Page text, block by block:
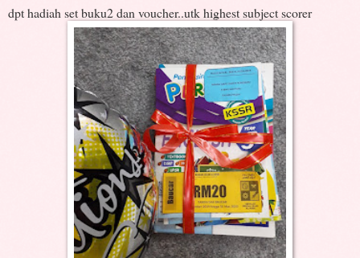
dpt hadiah set buku2 dan voucher..utk highest subject scorer